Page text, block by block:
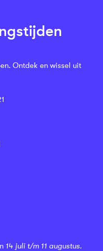
Ontdek en wissel uit
14 juli t/m 11 augustus.